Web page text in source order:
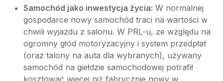
Samochód jako inwestycja życia: W normalnej
gospodarce nowy samochód traci na wartości w
chwili wyjazdu z salonu. W PRL-u, ze względu na
ogromny głód motoryzacyjny i system przedpłat
(oraz talony na auta dla wybranych), używany
samochód na giełdzie samochodowej potrafił